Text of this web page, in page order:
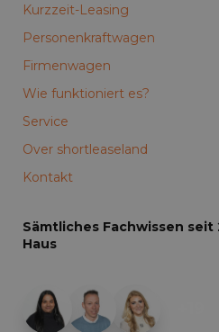
Kurzzeit-Leasing
Personenkraftwagen
Firmenwagen
Wie funktioniert es?
Service
Over shortleaseland
Kontakt
Sämtliches Fachwissen seit
Haus